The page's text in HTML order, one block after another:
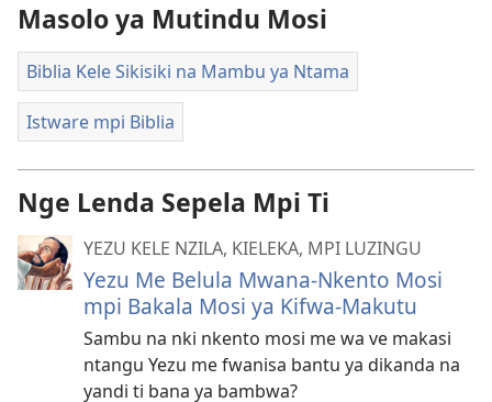
Masolo ya Mutindu Mosi
Biblia Kele Sikisiki na Mambu ya Ntama
Istware mpi Biblia
Nge Lenda Sepela Mpi Ti
YEZU KELE NZILA, KIELEKA, MPI LUZINGU
Yezu Me Belula Mwana-Nkento Mosi
mpi Bakala Mosi ya Kifwa-Makutu
Sambu na nki nkento mosi me wa ve makasi
ntangu Yezu me fwanisa bantu ya dikanda na
yandi ti bana ya bambwa?